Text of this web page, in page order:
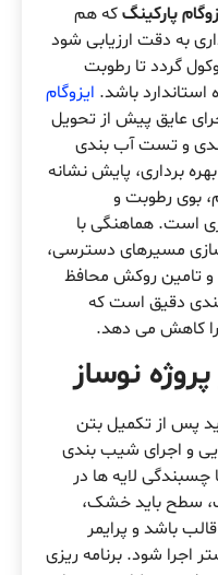
پارکینگکه هم
به دقت ارزیابی شود
گردد تا رطوبت
باشد. ایزوگام
عایق پیش از تحویل
و تست آب بندی
برداری، پایش نشانه
بوی رطوبت و
است. هماهنگی با
سازی مسیرهای دسترسی،
تامین روکش محافظ
بندی دقیق است که
را کاهش می دهد.
نوساز
پس از تکمیل بتن
و اجرای شیب بندی
لایه ها در
سطح باید خشک،
باشد و پرایمر
اجرا شود. برنامه ریزی